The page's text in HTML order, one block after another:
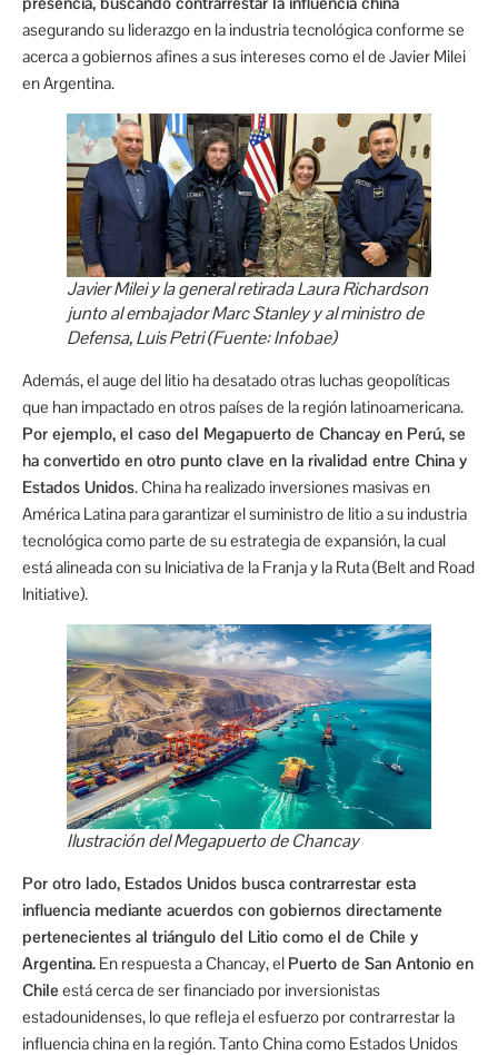
asegurando su liderazgo en la industria tecnológica conforme se
acerca a gobiernos afines a sus intereses como el de Javier Milei
en Argentina.
Javier Milei y la general retirada Laura Richardson
junto al embajador Marc Stanley y al ministro de
Defensa, Luis Petri (Fuente: Infobae)
Además, el auge del litio ha desatado otras luchas geopolíticas
que han impactado en otros países de la región latinoamericana.
Por ejemplo, el caso del Megapuerto de Chancay en Perú, se
ha convertido en otro punto clave en la rivalidad entre China y
Estados Unidos. China ha realizado inversiones masivas en
América Latina para garantizar el suministro de litio a su industria
tecnológica como parte de su estrategia de expansión, la cual
está alineada con su Iniciativa de la Franja y la Ruta (Belt and Road
Initiative).
Ilustración del Megapuerto de Chancay
Por otro lado, Estados Unidos busca contrarrestar esta
influencia mediante acuerdos con gobiernos directamente
pertenecientes al triángulo del Litio como el de Chile y
Argentina. En respuesta a Chancay, el Puerto de San Antonio en
Chile está cerca de ser financiado por inversionistas
estadounidenses, lo que refleja el esfuerzo por contrarrestar la
influencia china en la región. Tanto China como Estados Unidos